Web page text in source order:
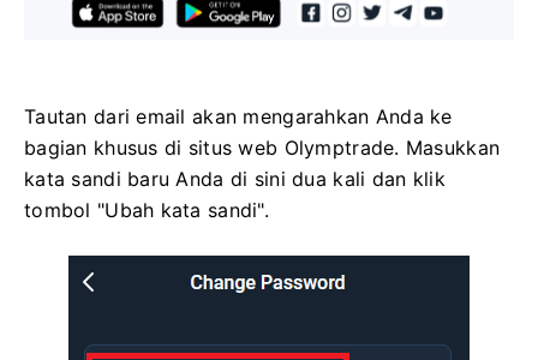
Tautan dari email akan mengarahkan Anda ke
bagian khusus di situs web Olymptrade. Masukkan
kata sandi baru Anda di sini dua kali dan klik
tombol "Ubah kata sandi".